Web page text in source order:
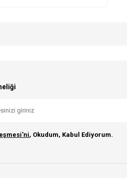
, Okudum, Kabul Ediyorum.